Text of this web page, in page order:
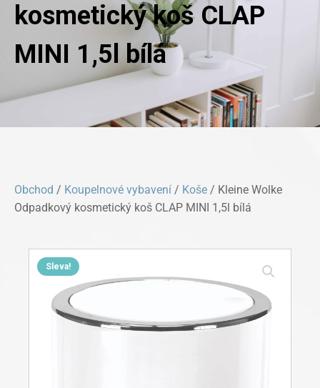
kosmetický koš CLAP
MINI 1,5l bílá
Obchod / Koupelnové vybavení / Koše / Kleine Wolke
Odpadkový kosmetický koš CLAP MINI 1,5l bílá
Sleva!